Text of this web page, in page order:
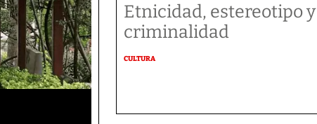
Etnicidad, estereotipo y
criminalidad
CULTURA